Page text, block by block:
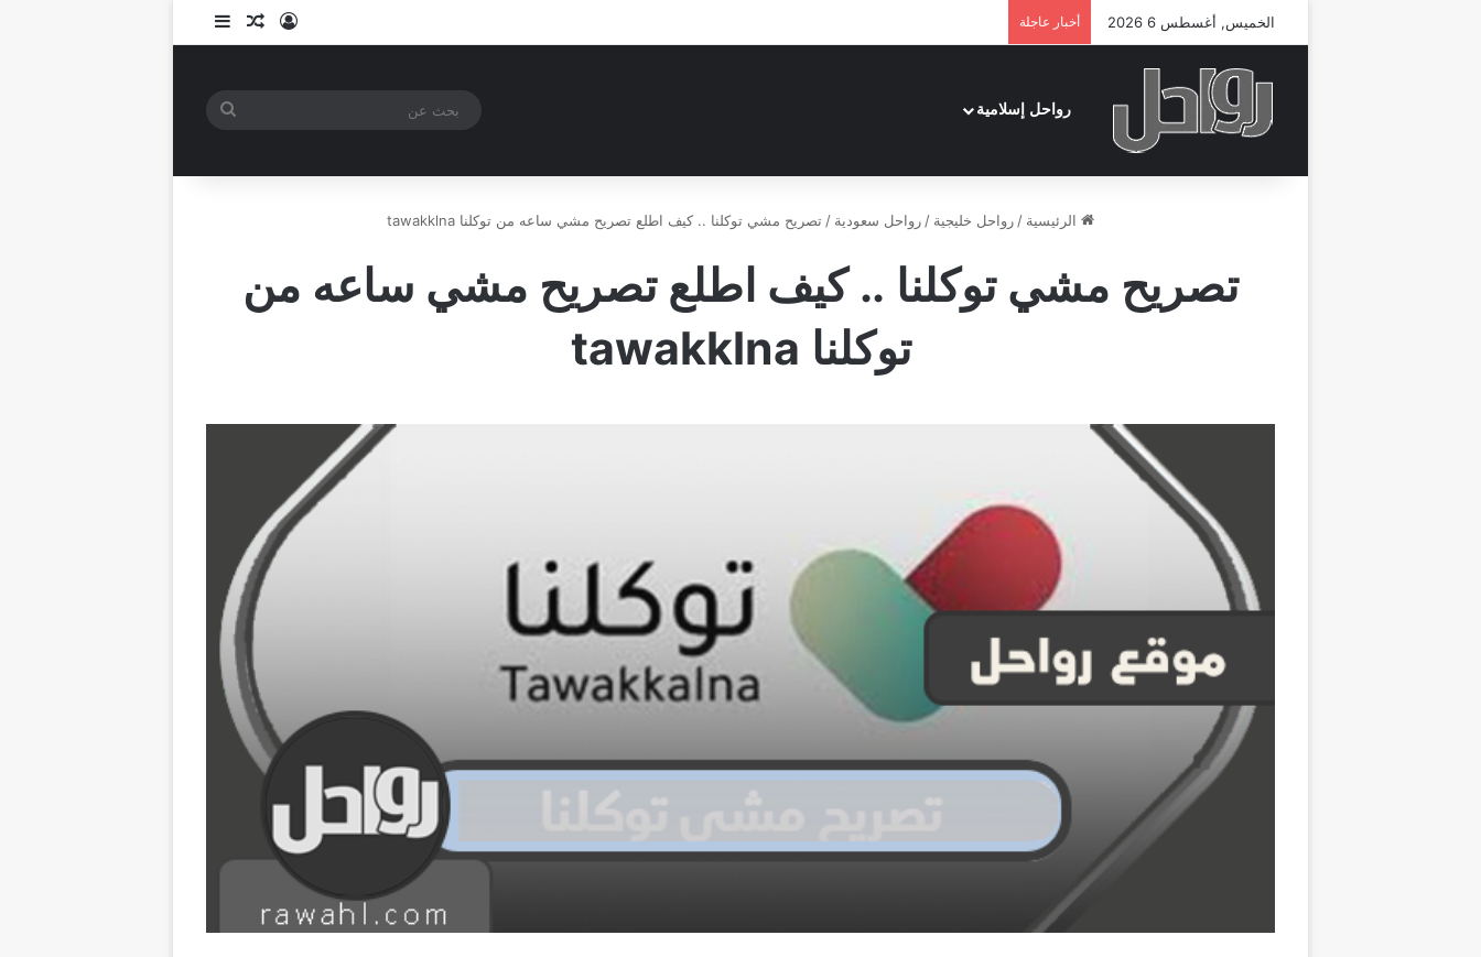
الخميس, أغسطس 6 2026 أخبار عاجلة تسجيل الدخول
مقال عشوائي
إضافة عمود جانبي
رواحل إسلامية
بحث
الرئيسية / رواحل خليجية / رواحل سعودية / تصريح مشي توكلنا .. كيف اطلع تصريح مشي ساعه من توكلنا tawakklna
تصريح مشي توكلنا .. كيف اطلع تصريح مشي ساعه من
توكلنا tawakklna